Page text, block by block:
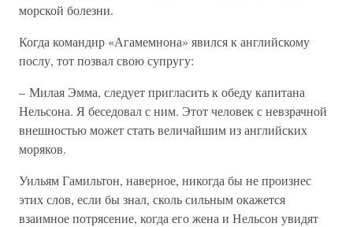
морской болезни.
Когда командир «Агамемнона» явился к английскому
послу, тот позвал свою супругу:
– Милая Эмма, следует пригласить к обеду капитана
Нельсона. Я беседовал с ним. Этот человек с невзрачной
внешностью может стать величайшим из английских
моряков.
Уильям Гамильтон, наверное, никогда бы не произнес
этих слов, если бы знал, сколь сильным окажется
взаимное потрясение, когда его жена и Нельсон увидят